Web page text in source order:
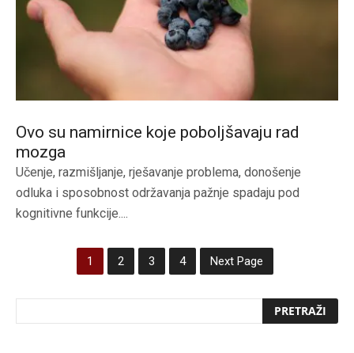
Ovo su namirnice koje poboljšavaju rad
mozga
Učenje, razmišljanje, rješavanje problema, donošenje
odluka i sposobnost održavanja pažnje spadaju pod
kognitivne funkcije....
1 2 3 4 Next Page